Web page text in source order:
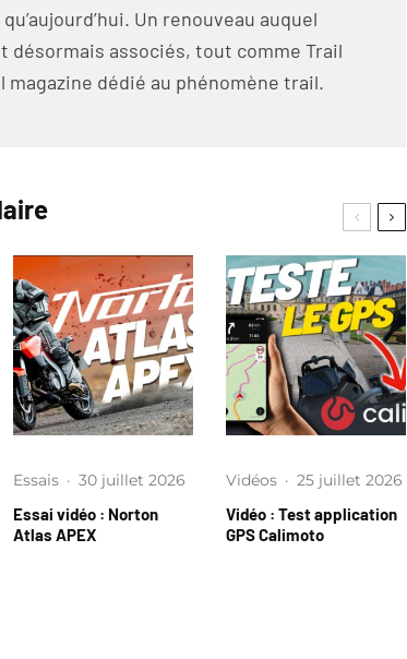
Un renouveau auquel
associés, tout comme Trail
magazine dédié au phénomène trail.
Essais · 30 juillet 2026
Essai vidéo : Norton
Atlas APEX
Vidéos · 25 juillet 2026
Vidéo : Test application
GPS Calimoto